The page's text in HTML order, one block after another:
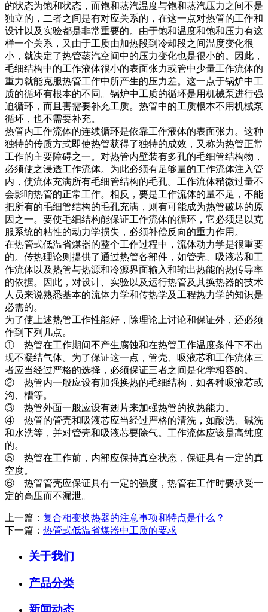
的状态为饱和状态，而饱和蒸汽温度与饱和蒸汽压力之间不是
独立的，二者之间是有对应关系的，在这一点对热管的工作和
设计以及实验都是非常重要的。由于饱和温度和饱和压力有这
样一个关系，又由于工质由加热段到冷却段之间温度变化很
小，就决定了热管蒸汽空间中的压力变化也是很小的。因此，
毛细结构中的工作液体很小的表面张力或管中少量工作流体的
重力就能克服热管工作中所产生的压力差。这一点于锅炉中工
质的循环有根本的不同。锅炉中工质的循环是用机械泵进行强
迫循环，而且害需要补充工质。热管中的工质根本不用机械泵
循环，也不需要补充。
热管内工作流体的连续循环是依靠工作液体的表面张力。这种
独特的传质方式即使热管获得了独特的成效，又称为热管正常
工作的主要障碍之一。对热管内壁装有多孔的毛细管结构物，
必须使之浸透工作流体。为此必须有足够量的工作流体注入管
内，使流体充满所有毛细管结构的毛孔。工作流体稍微过量不
会影响热管的正常工作。相反，要是工作流体的量不足，不能
把所有的毛细管结构的毛孔充满，则有可能成为热管破坏的原
因之一。要使毛细结构能保证工作流体的循环，它必须足以克
服系统的粘性的动力学损失，必须补偿反向的重力作用。
在热管式低温省煤器的整个工作过程中，流体动力学是很重要
的。传热理论则提供了通过热管各部件，如管壳、吸液芯和工
作流体以及热管与热源和冷源界面输入和输出热能的热传导率
的依据。因此，对设计、实验以及运行热管及其换热器的技术
人员来说熟悉基本的流体力学和传热学及工程热力学的知识是
必需的。
为了使上述热管工作性能好，除理论上讨论和保证外，还必须
作到下列几点。
① 热管在工作期间不产生腐蚀和在热管工作温度条件下不出
现不凝结气体。为了保证这一点，管壳、吸液芯和工作流体三
者应当经过严格的选择，必须保证三者之间是化学相容的。
② 热管内一般应设有加强换热的毛细结构，如各种吸液芯或
沟、槽等。
③ 热管外面一般应设有翅片来加强热管的换热能力。
④ 热管的管壳和吸液芯应当经过严格的清洗，如酸洗、碱洗
和水洗等，并对管壳和吸液芯要除气。工作流体应该是高纯度
的。
⑤ 热管在工作前，内部应保持真空状态，保证具有一定的真
空度。
⑥ 热管管壳应保证具有一定的强度，热管在工作时要承受一
定的高压而不漏泄。
上一篇： 复合相变换热器的注意事项和特点是什么？
下一篇： 热管式低温省煤器中工质的要求
关于我们
产品分类